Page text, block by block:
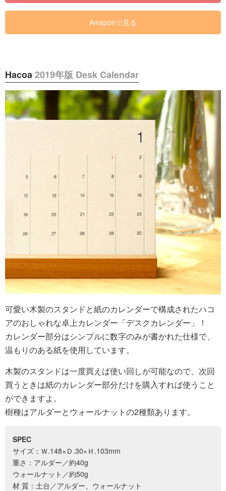
Amazonで見る
Hacoa2019年版 Desk Calendar
可愛い木製のスタンドと紙のカレンダーで構成されたハコ
アのおしゃれな卓上カレンダー「デスクカレンダー」！
カレンダー部分はシンプルに数字のみが書かれた仕様で、
温もりのある紙を使用しています。
木製のスタンドは一度買えば使い回しが可能なので、次回
買うときは紙のカレンダー部分だけを購入すれば使うこと
ができますよ。
樹種はアルダーとウォールナットの2種類あります。
SPEC
サイズ：Ｗ.148×Ｄ.30×Ｈ.103mm
重さ：アルダー／約40g
ウォールナット／約50g
材 質：土台／アルダー、ウォールナット